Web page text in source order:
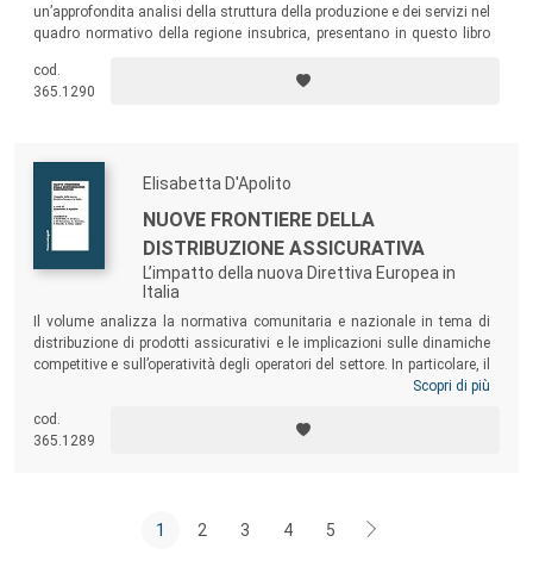
un’approfondita analisi della struttura della produzione e dei servizi nel
quadro normativo della regione insubrica, presentano in questo libro
compimento in una dimensione cross-border.
cod.
365.1290
Elisabetta D'Apolito
NUOVE FRONTIERE DELLA
DISTRIBUZIONE ASSICURATIVA
L’impatto della nuova Direttiva Europea in
Italia
Il volume analizza la normativa comunitaria e nazionale in tema di
distribuzione di prodotti assicurativi e le implicazioni sulle dinamiche
competitive e sull’operatività degli operatori del settore. In particolare, il
testo focalizza l’attenzione sull’analisi delle principali novità introdotte
prodotti assicurativi per risultare
compliant
di organizzazione, gestione e controllo da implementare per difendere
Scopri di più
cod.
365.1289
1 2 3 4 5